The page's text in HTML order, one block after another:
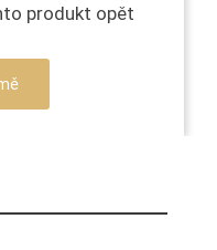
produkt opět